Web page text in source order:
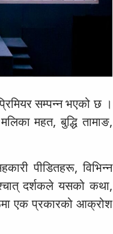
सम्पन्न भएको छ ।
महत, बुद्धि तामाङ,
पीडितहरू, विभिन्न
दर्शकले यसको कथा,
एक प्रकारको आक्रोश